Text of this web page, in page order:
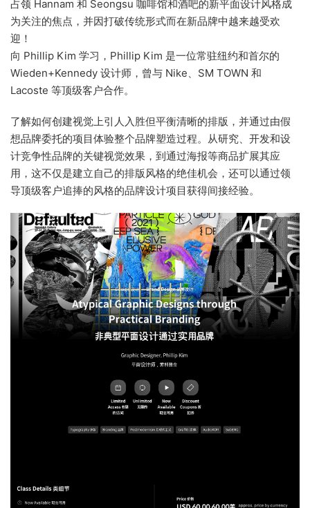
占领 Hannam 和 Seongsu 咖啡馆和酒吧的新平面设计风格成
为关注的焦点，并因打破传统形式而在新品牌中越来越受欢
迎！
向 Phillip Kim 学习，Phillip Kim 是一位常驻纽约和首尔的
Wieden+Kennedy 设计师，曾与 Nike、SM TOWN 和
Lacoste 等顶级客户合作。
了解如何创建视觉上引人入胜但平衡清晰的排版，并通过由假
想品牌委托的项目体验整个品牌塑造过程。从研究、开发和设
计竞争性品牌的关键视觉效果，到通过海报等商品扩展其应
用，这不仅是建立自己的排版风格的绝佳机会，还可以通过领
导顶级客户追捧的风格的品牌设计项目获得间接经验。